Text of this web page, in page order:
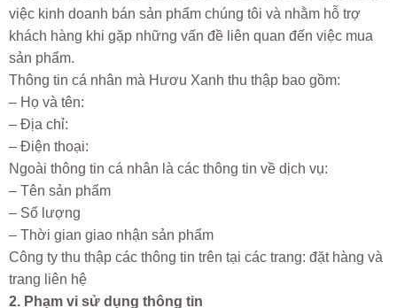
việc kinh doanh bán sản phẩm chúng tôi và nhằm hỗ trợ
khách hàng khi gặp những vấn đề liên quan đến việc mua
sản phẩm.
Thông tin cá nhân mà Hươu Xanh thu thập bao gồm:
– Họ và tên:
– Địa chỉ:
– Điện thoại:
Ngoài thông tin cá nhân là các thông tin về dịch vụ:
– Tên sản phẩm
– Số lượng
– Thời gian giao nhận sản phẩm
Công ty thu thập các thông tin trên tại các trang: đặt hàng và
trang liên hệ
2. Phạm vi sử dụng thông tin